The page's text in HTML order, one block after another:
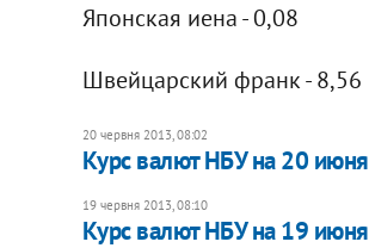
Японская иена - 0,08
Швейцарский франк - 8,56
20 червня 2013, 08:02
Курс валют НБУ на 20 июня
19 червня 2013, 08:10
Курс валют НБУ на 19 июня